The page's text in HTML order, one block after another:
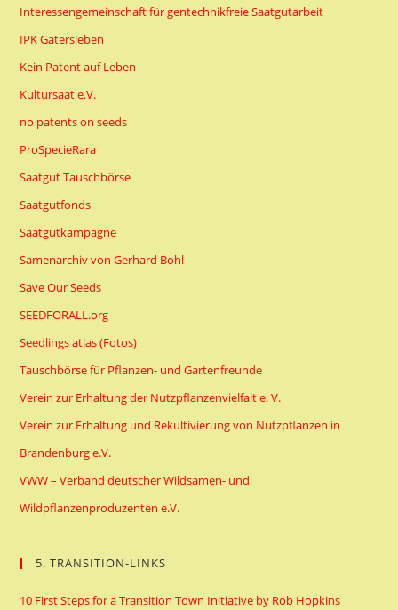
Interessengemeinschaft für gentechnikfreie Saatgutarbeit
IPK Gatersleben
Kein Patent auf Leben
Kultursaat e.V.
no patents on seeds
ProSpecieRara
Saatgut Tauschbörse
Saatgutfonds
Saatgutkampagne
Samenarchiv von Gerhard Bohl
Save Our Seeds
SEEDFORALL.org
Seedlings atlas (Fotos)
Tauschbörse für Pflanzen- und Gartenfreunde
Verein zur Erhaltung der Nutzpflanzenvielfalt e. V.
Verein zur Erhaltung und Rekultivierung von Nutzpflanzen in
Brandenburg e.V.
VWW – Verband deutscher Wildsamen- und
Wildpflanzenproduzenten e.V.
5. TRANSITION-LINKS
10 First Steps for a Transition Town Initiative by Rob Hopkins